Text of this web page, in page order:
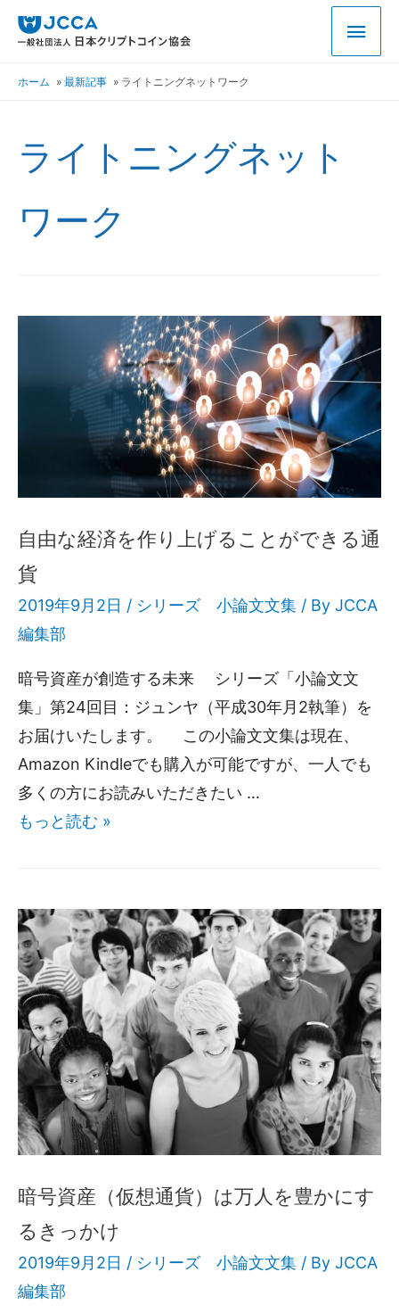
ホーム 最新記事 ライトニングネットワーク
ライトニングネット
ワーク
自由な経済を作り上げることができる通
貨
2019年9月2日 / シリーズ 小論文文集 / By JCCA
編集部
暗号資産が創造する未来 シリーズ「小論文文
集」第24回目：ジュンヤ（平成30年月2執筆）を
お届けいたします。 この小論文文集は現在、
Amazon Kindleでも購入が可能ですが、一人でも
多くの方にお読みいただきたい …
もっと読む »
暗号資産（仮想通貨）は万人を豊かにす
るきっかけ
2019年9月2日 / シリーズ 小論文文集 / By JCCA
編集部